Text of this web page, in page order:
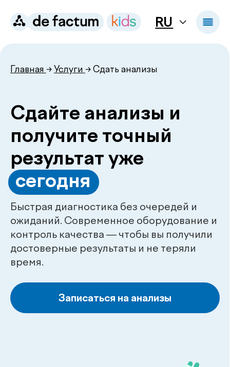
RU
Быстрая диагностика без очередей и
ожиданий. Современное оборудование и
контроль качества — чтобы вы получили
время.
получите точный
результат уже
.сегодня
Записаться на анализы